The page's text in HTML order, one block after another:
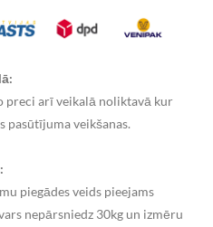
preci arī veikalā noliktavā kur
pasūtījuma veikšanas.
piegādes veids pieejams
nepārsniedz 30kg un izmēru